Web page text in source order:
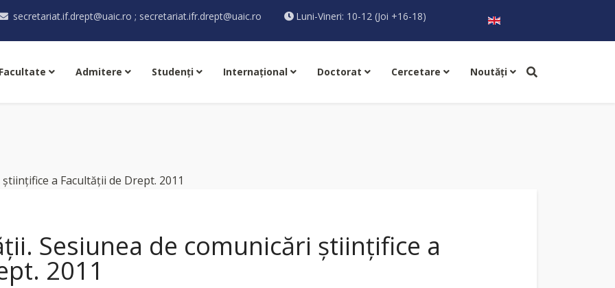
secretariat.if.drept@uaic.ro ; secretariat.ifr.drept@uaic.ro Luni-Vineri: 10-12 (Joi +16-18) Selectați limba dvs
Admitere Studenţi Internaţional Doctorat Cercetare Noutăţi
Sesiunea de comunicări științifice a
2011